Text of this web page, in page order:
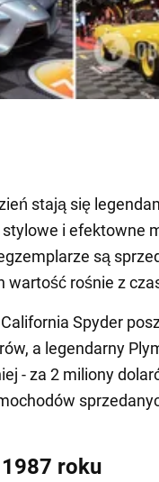
stają się
i efektowne
są
wartość rośnie z
Spyder
a legendarny
- za 2 miliony
roku